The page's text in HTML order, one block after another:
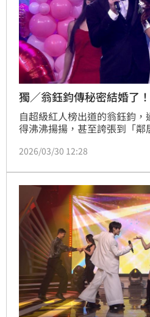
獨／翁鈺鈞傳秘密結婚了
自超級紅人榜出道的翁鈺鈞
得沸沸揚揚，甚至誇張到「
言連媽媽都被頻頻追問婚事，
2026/03/30 12:28